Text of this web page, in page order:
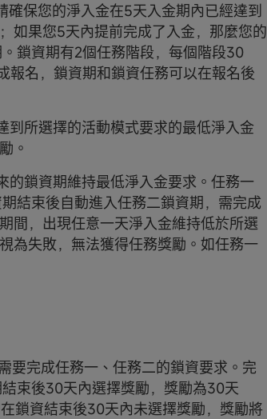
保您的淨入金在5天入金期內已經達到
如果您5天內提前完成了入金，那麼您的
鎖資期有2個任務階段，每個階段30
名，鎖資期和鎖資任務可以在報名後
到所選擇的活動模式要求的最低淨入金
。
的鎖資期維持最低淨入金要求。任務一
結束後自動進入任務二鎖資期，需完成
間，出現任意一天淨入金維持低於所選
為失敗，無法獲得任務獎勵。如任務一
要完成任務一、任務二的鎖資要求。完
束後30天內選擇獎勵，獎勵為30天
鎖資結束後30天內未選擇獎勵，獎勵將